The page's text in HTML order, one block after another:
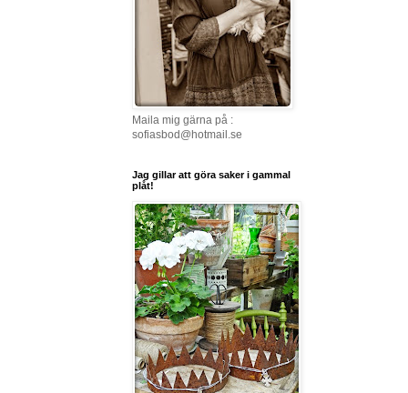
Maila mig gärna på :
sofiasbod@hotmail.se
Jag gillar att göra saker i gammal
plåt!